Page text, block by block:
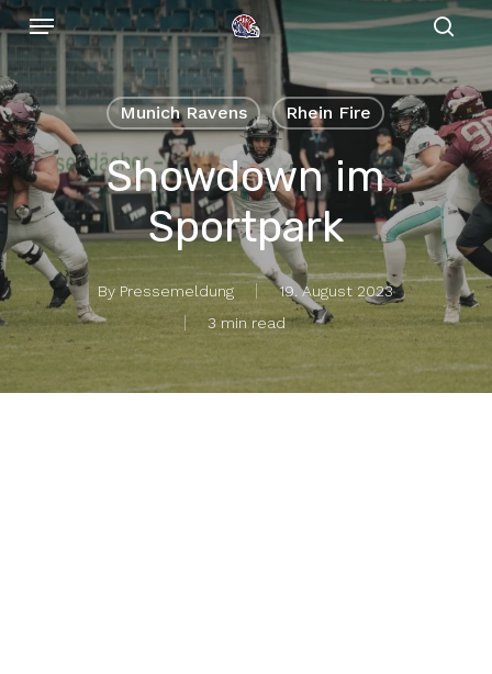
Skip
to
main
content
Menu
Munich Ravens Rhein Fire
Showdown im
Sportpark
By Pressemeldung
19. August 2023
3 min read